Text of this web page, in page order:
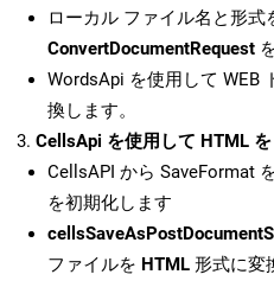
ローカル ファイル名と形式
ConvertDocumentRequest
WordsApi を使用して WEB
換します。
CellsApi を使用して HTML
CellsAPI から SaveFormat
を初期化します
ファイルを HTML 形式に変